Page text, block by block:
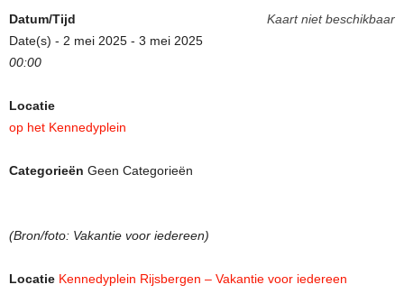
Kaart niet beschikbaar
Datum/Tijd
Date(s) - 2 mei 2025 - 3 mei 2025
00:00
Locatie
op het Kennedyplein
Categorieën Geen Categorieën
(Bron/foto: Vakantie voor iedereen)
Locatie Kennedyplein Rijsbergen – Vakantie voor iedereen